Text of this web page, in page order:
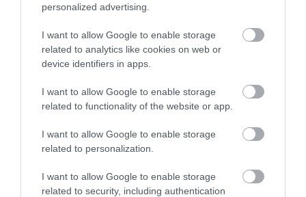
personalized advertising.
I want to allow Google to enable storage
related to analytics like cookies on web or
device identifiers in apps.
I want to allow Google to enable storage
related to functionality of the website or app.
I want to allow Google to enable storage
related to personalization.
I want to allow Google to enable storage
related to security, including authentication